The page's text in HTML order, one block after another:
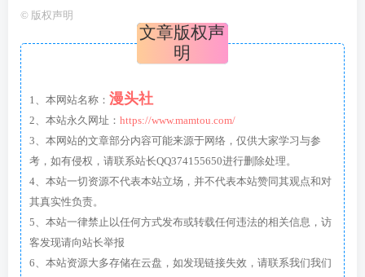
© 版权声明
文章版权声
明
1、本网站名称： 漫头社
2、本站永久网址： https://www.mamtou.com/
3、本网站的文章部分内容可能来源于网络，仅供大家学习与参
考，如有侵权，请联系站长QQ374155650进行删除处理。
4、本站一切资源不代表本站立场，并不代表本站赞同其观点和对
其真实性负责。
5、本站一律禁止以任何方式发布或转载任何违法的相关信息，访
客发现请向站长举报
6、本站资源大多存储在云盘，如发现链接失效，请联系我们我们